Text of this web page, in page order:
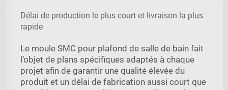
Délai de production le plus court et livraison la plus
rapide
Le moule SMC pour plafond de salle de bain fait
l’objet de plans spécifiques adaptés à chaque
projet afin de garantir une qualité élevée du
produit et un délai de fabrication aussi court que